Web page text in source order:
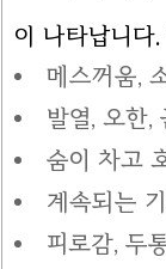
이 나타납니다
메스꺼움,
발열, 오한,
숨이 차고
계속되는
피로감, 두